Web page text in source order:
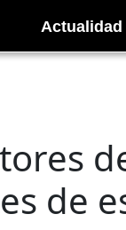
Actualidad
de